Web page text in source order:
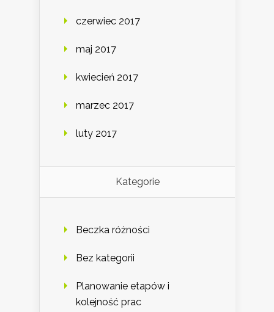
czerwiec 2017
maj 2017
kwiecień 2017
marzec 2017
luty 2017
Kategorie
Beczka różności
Bez kategorii
Planowanie etapów i
kolejność prac